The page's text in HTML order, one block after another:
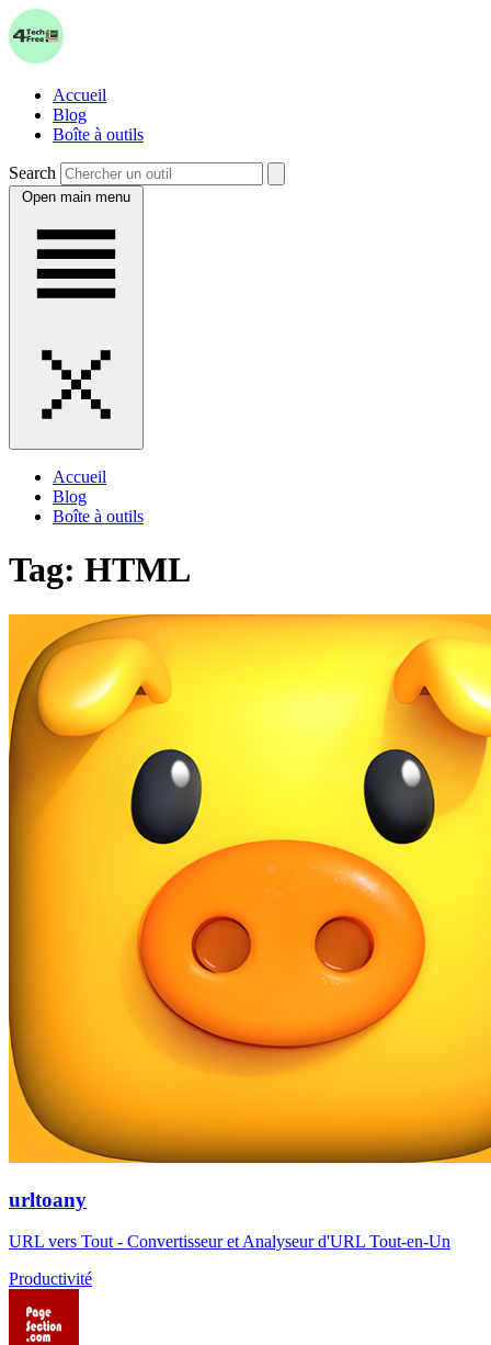
Accueil
Blog
Boîte à outils
Search
Open main menu
Accueil
Blog
Boîte à outils
Tag: HTML
urltoany
URL vers Tout - Convertisseur et Analyseur d'URL Tout-en-Un
Productivité